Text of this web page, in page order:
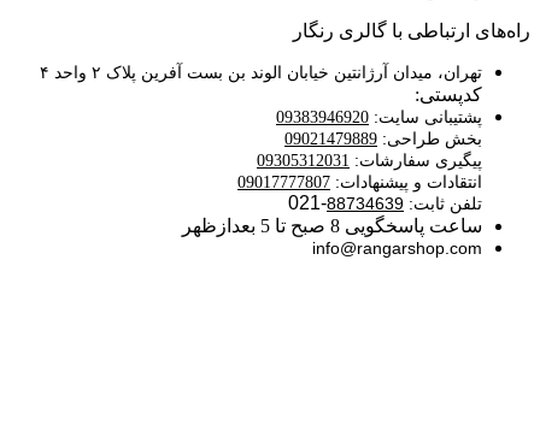
راه‌های ارتباطی با گالری رنگار
تهران، میدان آرژانتین خیابان الوند بن بست آفرین پلاک ۲ واحد ۴
کدپستی:
پشتیبانی سایت: 09383946920
بخش طراحی: 09021479889
پیگیری سفارشات: 09305312031
انتقادات و پیشنهادات: 09017777807
تلفن ثابت: 88734639
-021
ساعت پاسخگویی 8 صبح تا 5 بعدازظهر
info@rangarshop.com